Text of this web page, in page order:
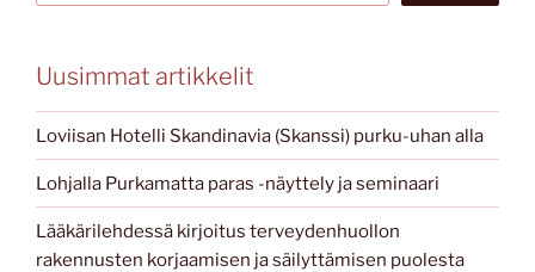
Uusimmat artikkelit
Loviisan Hotelli Skandinavia (Skanssi) purku-uhan alla
Lohjalla Purkamatta paras -näyttely ja seminaari
Lääkärilehdessä kirjoitus terveydenhuollon
rakennusten korjaamisen ja säilyttämisen puolesta